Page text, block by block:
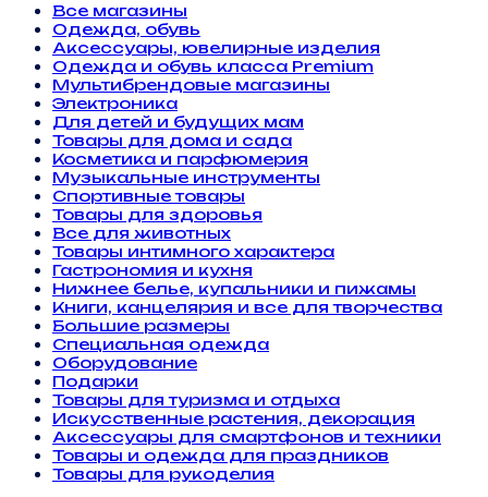
Все магазины
Одежда, обувь
Аксессуары, ювелирные изделия
Одежда и обувь класса Premium
Мультибрендовые магазины
Электроника
Для детей и будущих мам
Товары для дома и сада
Косметика и парфюмерия
Музыкальные инструменты
Спортивные товары
Товары для здоровья
Все для животных
Товары интимного характера
Гастрономия и кухня
Нижнее белье, купальники и пижамы
Книги, канцелярия и все для творчества
Большие размеры
Специальная одежда
Оборудование
Подарки
Товары для туризма и отдыха
Искусственные растения, декорация
Аксессуары для смартфонов и техники
Товары и одежда для праздников
Товары для рукоделия